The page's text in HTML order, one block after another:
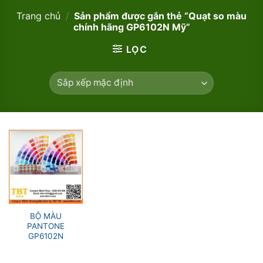
Trang chủ / Sản phẩm được gắn thẻ “Quạt so màu
chính hãng GP6102N Mỹ”
LỌC
BỘ MÀU
PANTONE
GP6102N